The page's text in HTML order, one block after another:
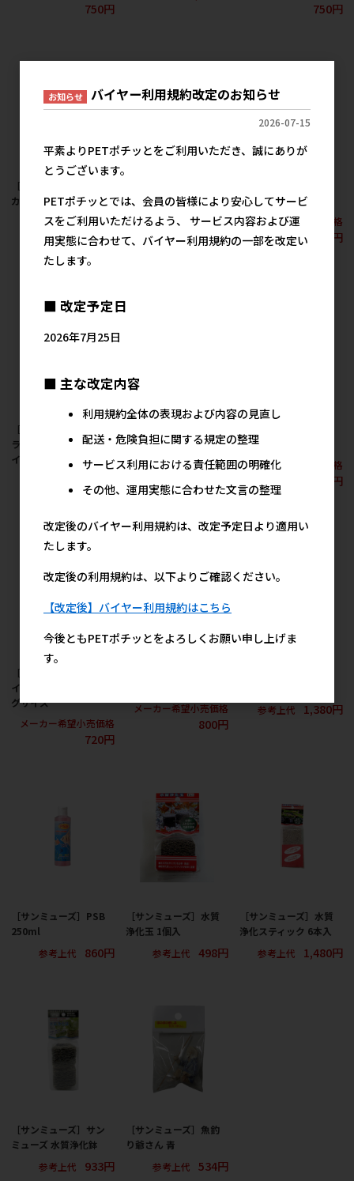
750円 750円
［サンミューズ］メダ
カのPSB 200ml
メーカー希望小売価格
680円
ミューズ バイオスター
50ml
メーカー希望小売価格
ライトの砂 0.7L
メーカー希望小売価格
540円
［サンミューズ］ゼオ
ライトの石 クランチタ
イプ 200g
600円
ライトの石 Mサイズ
メーカー希望小売価格
インマット BIG
メーカー希望小売価格
1,000円
［サンミューズ］ファ
インマット 7枚入 ロン
グサイズ
メーカー希望小売価格
720円
メーカー希望小売価格
800円
参考上代
1,380円
［サンミューズ］PSB
250ml
参考上代
860円
［サンミューズ］水質
浄化玉 1個入
参考上代
498円
［サンミューズ］水質
浄化スティック 6本入
参考上代
1,480円
［サンミューズ］サン
ミューズ 水質浄化鉢
参考上代
933円
［サンミューズ］魚釣
り爺さん 青
参考上代
534円
お知らせ バイヤー利用規約改定のお知らせ
2026-07-15
平素よりPETポチッとをご利用いただき、誠にありが
とうございます。
PETポチッとでは、会員の皆様により安心してサービ
スをご利用いただけるよう、 サービス内容および運
用実態に合わせて、バイヤー利用規約の一部を改定い
たします。
■ 改定予定日
2026年7月25日
■ 主な改定内容
利用規約全体の表現および内容の見直し
配送・危険負担に関する規定の整理
サービス利用における責任範囲の明確化
その他、運用実態に合わせた文言の整理
改定後のバイヤー利用規約は、改定予定日より適用い
たします。
改定後の利用規約は、以下よりご確認ください。
【改定後】バイヤー利用規約はこちら
今後ともPETポチッとをよろしくお願い申し上げま
す。